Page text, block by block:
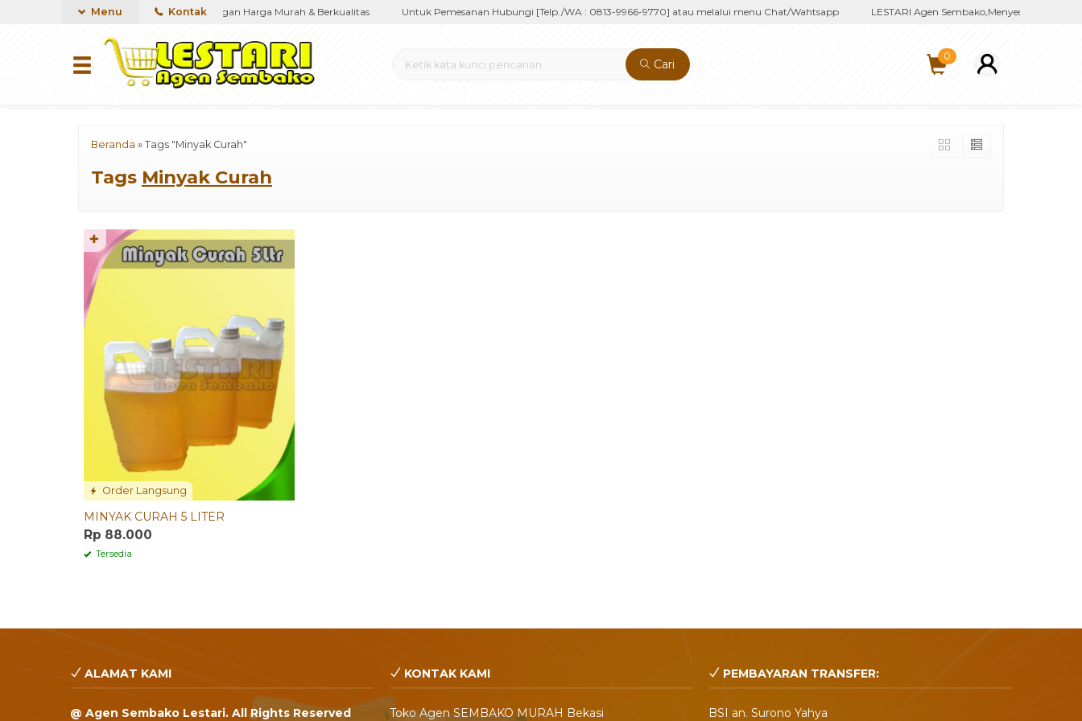
kebutuhan Sembako dengan Harga Murah & Berkualitas Untuk Pemesanan Hubungi [Telp./WA : 0813-9966-9770] atau melalui menu Chat/Wahtsapp LESTARI Agen Sembako,Menyediakan
Menu Kontak
Cari
0
Beranda » Tags "Minyak Curah"
Tags Minyak Curah
Order Langsung
MINYAK CURAH 5 LITER
Rp 88.000
Tersedia
✚
ALAMAT KAMI
@ Agen Sembako Lestari. All Rights Reserved
KONTAK KAMI
Toko Agen SEMBAKO MURAH Bekasi
PEMBAYARAN TRANSFER:
BSI an. Surono Yahya